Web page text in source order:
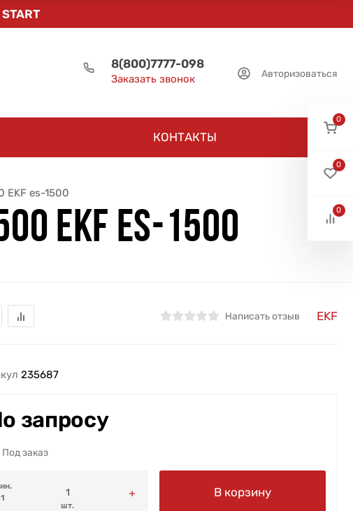
8(800)7777-098
Заказать звонок Авторизоваться
КОНТАКТЫ
EKF es-1500
EKF ES-1500
Написать отзыв EKF
235687
запросу
Под заказ
1
шт.
В корзину
0
0
0